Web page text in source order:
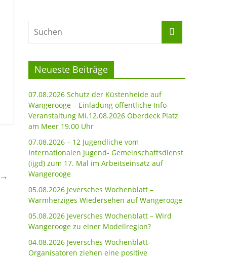
→
Neueste Beiträge
07.08.2026 Schutz der Küstenheide auf
Wangerooge – Einladung öffentliche Info-
Veranstaltung Mi.12.08.2026 Oberdeck Platz
am Meer 19.00 Uhr
07.08.2026 – 12 Jugendliche vom
Internationalen Jugend- Gemeinschaftsdienst
(ijgd) zum 17. Mal im Arbeitseinsatz auf
Wangerooge
05.08.2026 Jeversches Wochenblatt –
Warmherziges Wiedersehen auf Wangerooge
05.08.2026 Jeversches Wochenblatt – Wird
Wangerooge zu einer Modellregion?
04.08.2026 Jeversches Wochenblatt-
Organisatoren ziehen eine positive